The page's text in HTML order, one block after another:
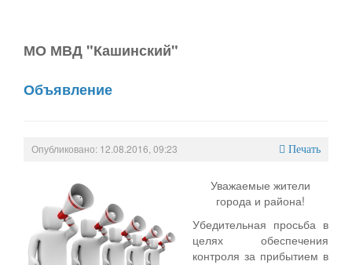
МО МВД "Кашинский"
Объявление
Опубликовано: 12.08.2016, 09:23 Печать
Уважаемые жители
города и района!
Убедительная просьба в
целях обеспечения
контроля за прибытием в